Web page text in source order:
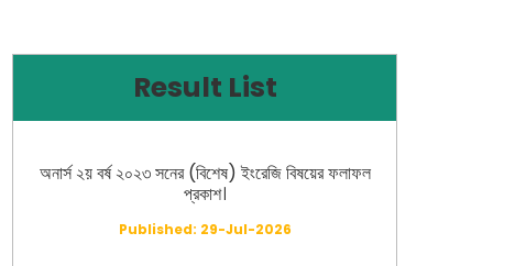
Result List
অনার্স ২য় বর্ষ ২০২৩ সনের (বিশেষ) ইংরেজি বিষয়ের ফলাফল
প্রকাশ।
Published: 29-Jul-2026